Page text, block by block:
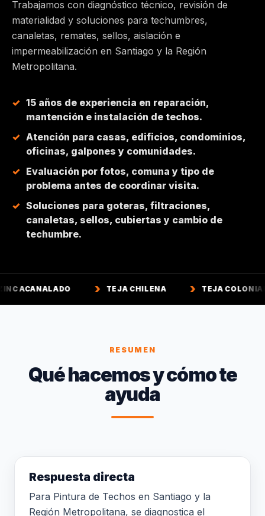
MAIPÚ
PEÑALOLÉN
QUILICURA
COLINA
CHICUREO
Trabajamos con diagnóstico técnico, revisión de
materialidad y soluciones para techumbres,
canaletas, remates, sellos, aislación e
impermeabilización en Santiago y la Región
Metropolitana.
15 años de experiencia en reparación,
mantención e instalación de techos.
Atención para casas, edificios, condominios,
oficinas, galpones y comunidades.
Evaluación por fotos, comuna y tipo de
problema antes de coordinar visita.
Soluciones para goteras, filtraciones,
canaletas, sellos, cubiertas y cambio de
techumbre.
TEJA CHILENA TEJA COLONIAL
RESUMEN
Qué hacemos y cómo te
ayuda
Respuesta directa
Para Pintura de Techos en Santiago y la
Región Metropolitana, se diagnostica el